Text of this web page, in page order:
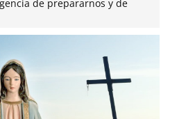
de prepararnos y de